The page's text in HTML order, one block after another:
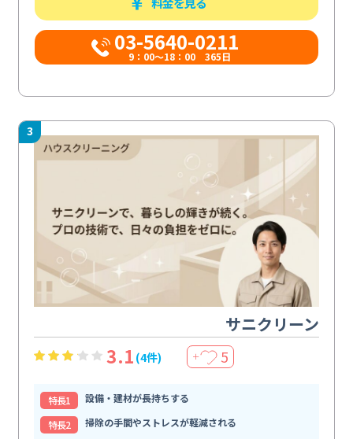
03-5640-0211
9：00～18：00 365日
3
サニクリーン
3.1 (4件) ＋ 5
特⻑1
設備・建材が長持ちする
特⻑2
掃除の手間やストレスが軽減される